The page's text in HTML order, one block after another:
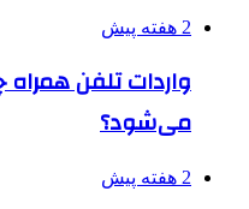
2 هفته پیش
واردات تلفن
می‌شود؟
2 هفته پیش